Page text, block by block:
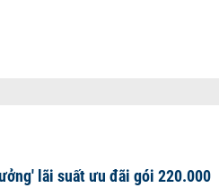
lãi suất ưu đãi gói 220.000